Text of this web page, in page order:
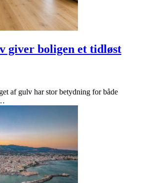
giver boligen et tidløst
af gulv har stor betydning for både